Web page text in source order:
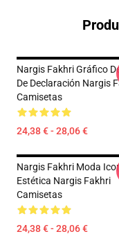
Nargis Fakhri Gráfico
De Declaración Nargis
Camisetas
24,38 € - 28,06 €
Nargis Fakhri Moda Icon
Estética Nargis Fakhri
Camisetas
24,38 € - 28,06 €